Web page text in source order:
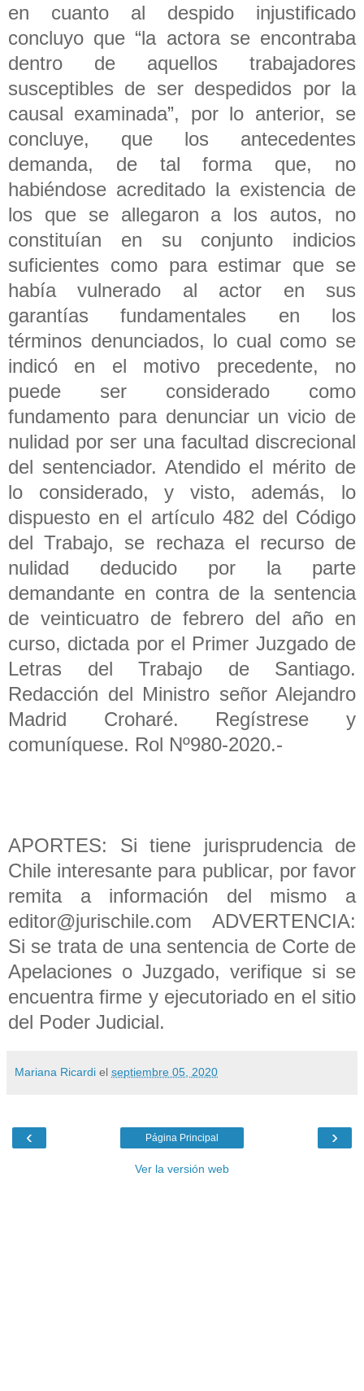
en cuanto al despido injustificado
concluyo que “la actora se encontraba
dentro de aquellos trabajadores
susceptibles de ser despedidos por la
causal examinada”, por lo anterior, se
concluye, que los antecedentes
demanda, de tal forma que, no
habiéndose acreditado la existencia de
los que se allegaron a los autos, no
constituían en su conjunto indicios
suficientes como para estimar que se
había vulnerado al actor en sus
garantías fundamentales en los
términos denunciados, lo cual como se
indicó en el motivo precedente, no
puede ser considerado como
fundamento para denunciar un vicio de
nulidad por ser una facultad discrecional
del sentenciador. Atendido el mérito de
lo considerado, y visto, además, lo
dispuesto en el artículo 482 del Código
del Trabajo, se rechaza el recurso de
nulidad deducido por la parte
demandante en contra de la sentencia
de veinticuatro de febrero del año en
curso, dictada por el Primer Juzgado de
Letras del Trabajo de Santiago.
Redacción del Ministro señor Alejandro
Madrid Croharé. Regístrese y
comuníquese. Rol Nº980-2020.-
APORTES: Si tiene jurisprudencia de
Chile interesante para publicar, por favor
remita a información del mismo a
editor@jurischile.com ADVERTENCIA:
Si se trata de una sentencia de Corte de
Apelaciones o Juzgado, verifique si se
encuentra firme y ejecutoriado en el sitio
del Poder Judicial.
Mariana Ricardi el septiembre 05, 2020
‹ ›
Página Principal
Ver la versión web